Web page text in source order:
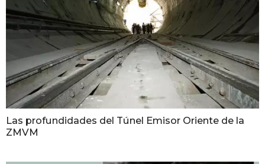
Las profundidades del Túnel Emisor Oriente de la
ZMVM